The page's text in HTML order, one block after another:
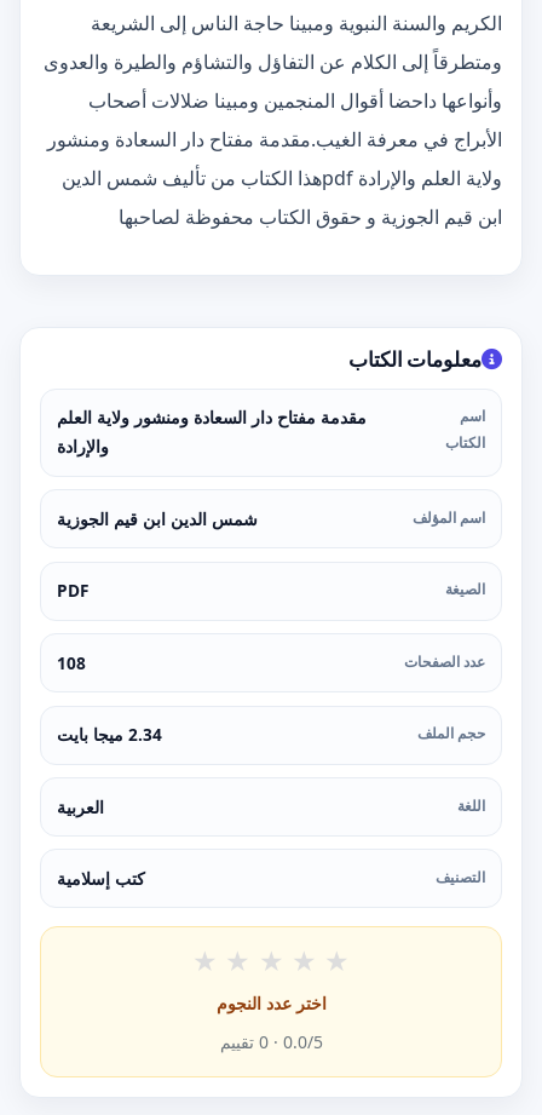
الكريم والسنة النبوية ومبينا حاجة الناس إلى الشريعة
ومتطرقاً إلى الكلام عن التفاؤل والتشاؤم والطيرة والعدوى
وأنواعها داحضا أقوال المنجمين ومبينا ضلالات أصحاب
الأبراج في معرفة الغيب.مقدمة مفتاح دار السعادة ومنشور
ولاية العلم والإرادة pdfهذا الكتاب من تأليف شمس الدين
ابن قيم الجوزية و حقوق الكتاب محفوظة لصاحبها
معلومات الكتاب
اسم
الكتاب
مقدمة مفتاح دار السعادة ومنشور ولاية العلم
والإرادة
اسم المؤلف شمس الدين ابن قيم الجوزية
الصيغة PDF
عدد الصفحات 108
حجم الملف 2.34 ميجا بايت
اللغة العربية
التصنيف كتب إسلامية
★ ★ ★ ★ ★
اختر عدد النجوم
0.0/5 ·
0 تقييم